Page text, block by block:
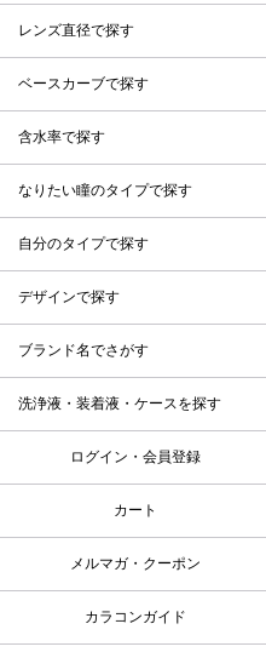
レンズ直径で探す
ベースカーブで探す
含水率で探す
なりたい瞳のタイプで探す
自分のタイプで探す
デザインで探す
ブランド名でさがす
洗浄液・装着液・ケースを探す
ログイン・会員登録
カート
メルマガ・クーポン
カラコンガイド